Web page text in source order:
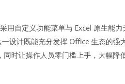
用自定义功能菜单与 Excel 原生能
设计既能充分发挥 Office 生态的强
时让操作人员零门槛上手，大幅降